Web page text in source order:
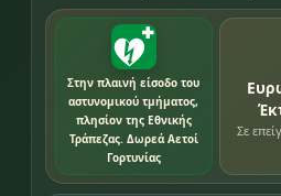
Στην πλαινή είσοδο του
αστυνομικού τμήματος,
πλησίον της Εθνικής
Τράπεζας. Δωρεά Αετοί
Γορτυνίας
Σε